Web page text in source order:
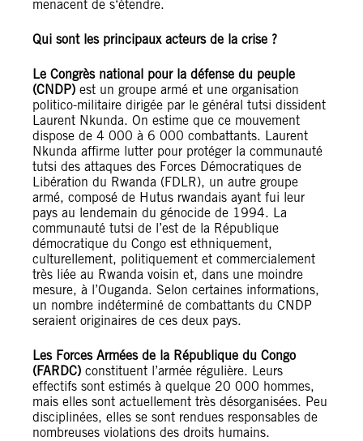
menacent de s‘étendre.
Qui sont les principaux acteurs de la crise ?
Le Congrès national pour la défense du peuple
(CNDP) est un groupe armé et une organisation
politico-militaire dirigée par le général tutsi dissident
Laurent Nkunda. On estime que ce mouvement
dispose de 4 000 à 6 000 combattants. Laurent
Nkunda affirme lutter pour protéger la communauté
tutsi des attaques des Forces Démocratiques de
Libération du Rwanda (FDLR), un autre groupe
armé, composé de Hutus rwandais ayant fui leur
pays au lendemain du génocide de 1994. La
communauté tutsi de l’est de la République
démocratique du Congo est ethniquement,
culturellement, politiquement et commercialement
très liée au Rwanda voisin et, dans une moindre
mesure, à l’Ouganda. Selon certaines informations,
un nombre indéterminé de combattants du CNDP
seraient originaires de ces deux pays.
Les Forces Armées de la République du Congo
(FARDC) constituent l’armée régulière. Leurs
effectifs sont estimés à quelque 20 000 hommes,
mais elles sont actuellement très désorganisées. Peu
disciplinées, elles se sont rendues responsables de
nombreuses violations des droits humains.